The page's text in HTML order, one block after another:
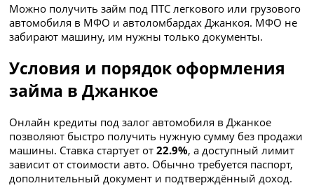
Можно получить займ под ПТС легкового или грузового
автомобиля в МФО и автоломбардах Джанкоя. МФО не
забирают машину, им нужны только документы.
Условия и порядок оформления
займа в Джанкое
Онлайн кредиты под залог автомобиля в Джанкое
позволяют быстро получить нужную сумму без продажи
машины. Ставка стартует от22.9%, а доступный лимит
зависит от стоимости авто. Обычно требуется паспорт,
дополнительный документ и подтверждённый доход.